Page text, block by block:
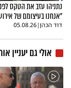
נתניהו עזב את הטקס
"אנחנו בעיצומם של
דוד הכהן|
05.08.26
אולי גם יעניין